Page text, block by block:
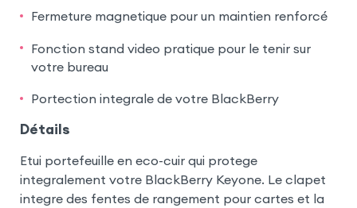
Fermeture magnetique pour un maintien renforcé
Fonction stand video pratique pour le tenir sur
votre bureau
Portection integrale de votre BlackBerry
Détails
Etui portefeuille en eco-cuir qui protege
integralement votre BlackBerry Keyone. Le clapet
integre des fentes de rangement pour cartes et la